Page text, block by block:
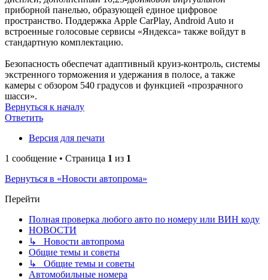
приборной панелью, образующей единое цифровое
пространство. Поддержка Apple CarPlay, Android Auto и
встроенные голосовые сервисы «Яндекса» также войдут в
стандартную комплектацию.
Безопасность обеспечат адаптивный круиз‑контроль, системы
экстренного торможения и удержания в полосе, а также
камеры с обзором 540 градусов и функцией «прозрачного
шасси».
Вернуться к началу
Ответить
Версия для печати
1 сообщение • Страница 1 из 1
Вернуться в «Новости автопрома»
Перейти
Полная проверка любого авто по номеру или ВИН коду
НОВОСТИ
↳ Новости автопрома
Общие темы и советы
↳ Общие темы и советы
Автомобильные номера